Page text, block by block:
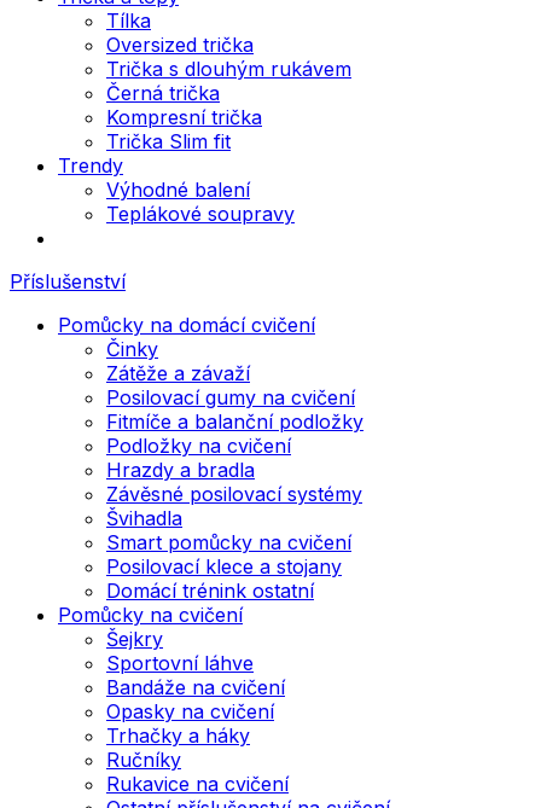
Tílka
Oversized trička
Trička s dlouhým rukávem
Černá trička
Kompresní trička
Trička Slim fit
Trendy
Výhodné balení
Teplákové soupravy
Příslušenství
Pomůcky na domácí cvičení
Činky
Zátěže a závaží
Posilovací gumy na cvičení
Fitmíče a balanční podložky
Podložky na cvičení
Hrazdy a bradla
Závěsné posilovací systémy
Švihadla
Smart pomůcky na cvičení
Posilovací klece a stojany
Domácí trénink ostatní
Pomůcky na cvičení
Šejkry
Sportovní láhve
Bandáže na cvičení
Opasky na cvičení
Trhačky a háky
Ručníky
Rukavice na cvičení